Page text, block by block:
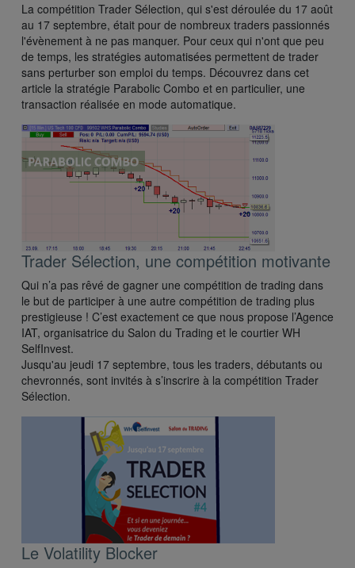
La compétition Trader Sélection, qui s'est déroulée du 17 août
au 17 septembre, était pour de nombreux traders passionnés
l'évènement à ne pas manquer. Pour ceux qui n'ont que peu
de temps, les stratégies automatisées permettent de trader
sans perturber son emploi du temps. Découvrez dans cet
article la stratégie Parabolic Combo et en particulier, une
transaction réalisée en mode automatique.
Trader Sélection, une compétition motivante
Qui n’a pas rêvé de gagner une compétition de trading dans
le but de participer à une autre compétition de trading plus
prestigieuse ! C’est exactement ce que nous propose l’Agence
IAT, organisatrice du Salon du Trading et le courtier WH
SelfInvest.
Jusqu'au jeudi 17 septembre, tous les traders, débutants ou
chevronnés, sont invités à s’inscrire à la compétition Trader
Sélection.
Le Volatility Blocker